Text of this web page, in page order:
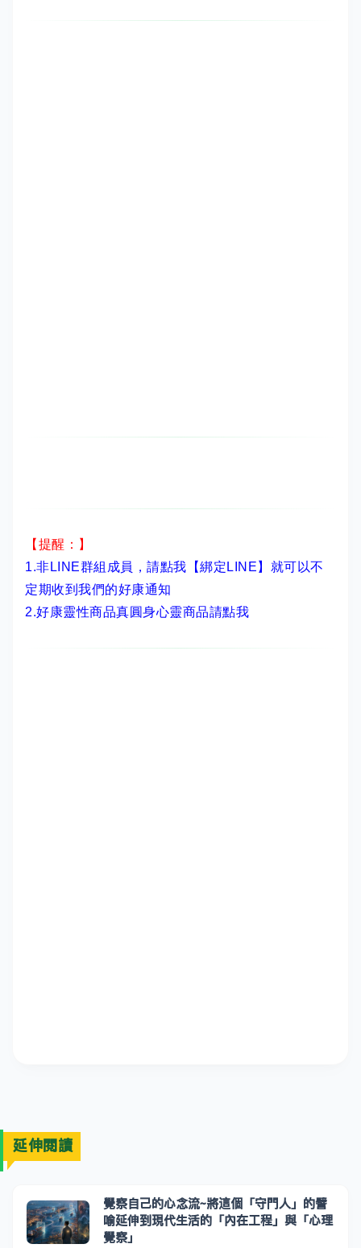
【提醒：】
1.非LINE群組成員， 請點我【綁定LINE】 就可以不
定期收到我們的好康通知
2.好康靈性商品真圓身心靈商品請點我
延伸閱讀
覺察自己的心念流~將這個「守門人」的譬
喻延伸到現代生活的「內在工程」與「心理
覺察」